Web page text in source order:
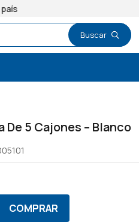
De 5 Cajones – Blanco
COMPRAR